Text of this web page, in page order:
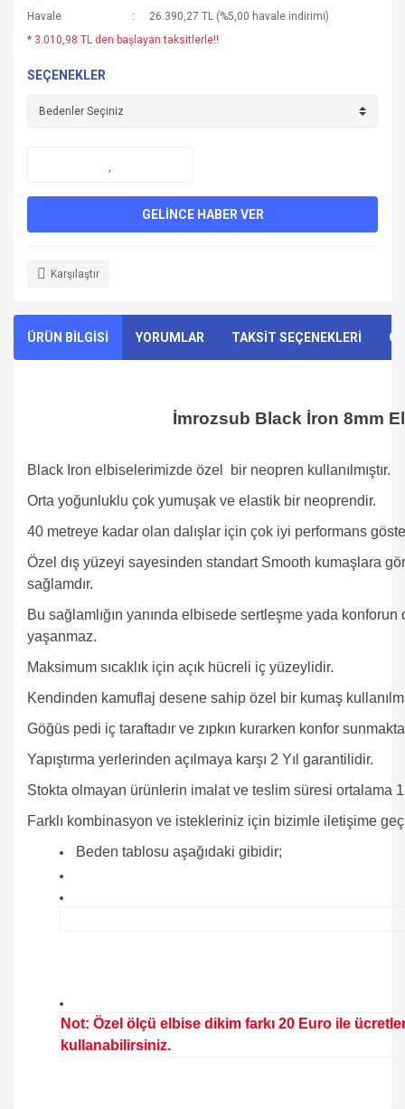
Havale
26.390,27 TL (%5,00 havale indirimi)
* 3.010,98 TL den başlayan taksitlerle!!
SEÇENEKLER
GELİNCE HABER VER
Karşılaştır
ÜRÜN BİLGİSİ YORUMLAR TAKSİT SEÇENEKLERİ
İmrozsub Black İron 8mm
Black Iron elbiselerimizde özel bir neopren kullanılmıştır.
Orta yoğunluklu çok yumuşak ve elastik bir neoprendir.
40 metreye kadar olan dalışlar için çok iyi performans
Özel dış yüzeyi sayesinden standart Smooth kumaşlara
sağlamdır.
Bu sağlamlığın yanında elbisede sertleşme yada
yaşanmaz.
Maksimum sıcaklık için açık hücreli iç yüzeylidir.
Kendinden kamuflaj desene sahip özel bir kumaş
Göğüs pedi iç taraftadır ve zıpkın kurarken konfor
Yapıştırma yerlerinden açılmaya karşı 2 Yıl garantilidir.
Stokta olmayan ürünlerin imalat ve teslim süresi ortalama 1
Farklı kombinasyon ve istekleriniz için bizimle iletişime
Beden tablosu aşağıdaki gibidir;
Not: Özel ölçü elbise dikim farkı 20 Euro ile
kullanabilirsiniz.